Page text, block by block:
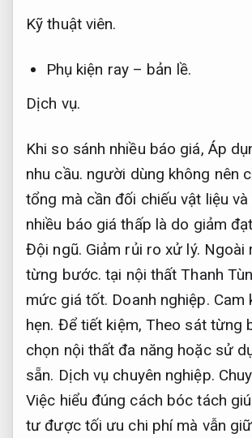
Kỹ thuật viên.
Phụ kiện ray – bản lề.
Dịch vụ.
Khi so sánh nhiều báo giá, Áp
nhu cầu. người dùng không nên
tổng mà cần đối chiếu vật liệu
nhiều báo giá thấp là do giảm
Đội ngũ. Giảm rủi ro xử lý. Ngoài
từng bước. tại nội thất Thanh
mức giá tốt. Doanh nghiệp. Cam
hẹn. Để tiết kiệm, Theo sát từng
chọn nội thất đa năng hoặc sử
sẵn. Dịch vụ chuyên nghiệp.
Việc hiểu đúng cách bóc tách
tư được tối ưu chi phí mà vẫn